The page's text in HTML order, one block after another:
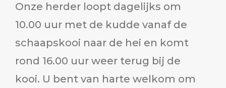
Onze herder loopt dagelijks om
10.00 uur met de kudde vanaf de
schaapskooi naar de hei en komt
rond 16.00 uur weer terug bij de
kooi. U bent van harte welkom om